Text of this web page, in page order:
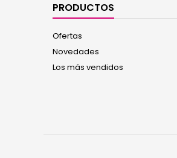
PRODUCTOS
Ofertas
Novedades
Los más vendidos